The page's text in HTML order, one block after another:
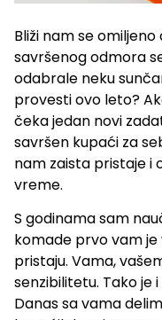
Bliži nam se
savršenog odmora
odabrale neku
provesti ovo leto?
čeka jedan novi
savršen kupaći za
nam zaista pristaje i
vreme.
S godinama sam
komade prvo vam
pristaju. Vama,
senzibilitetu. Tako je
Danas sa vama